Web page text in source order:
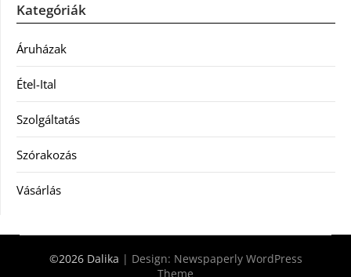
Kategóriák
Áruházak
Étel-Ital
Szolgáltatás
Szórakozás
Vásárlás
©2026 Dalika | Design: Newspaperly WordPress
Theme